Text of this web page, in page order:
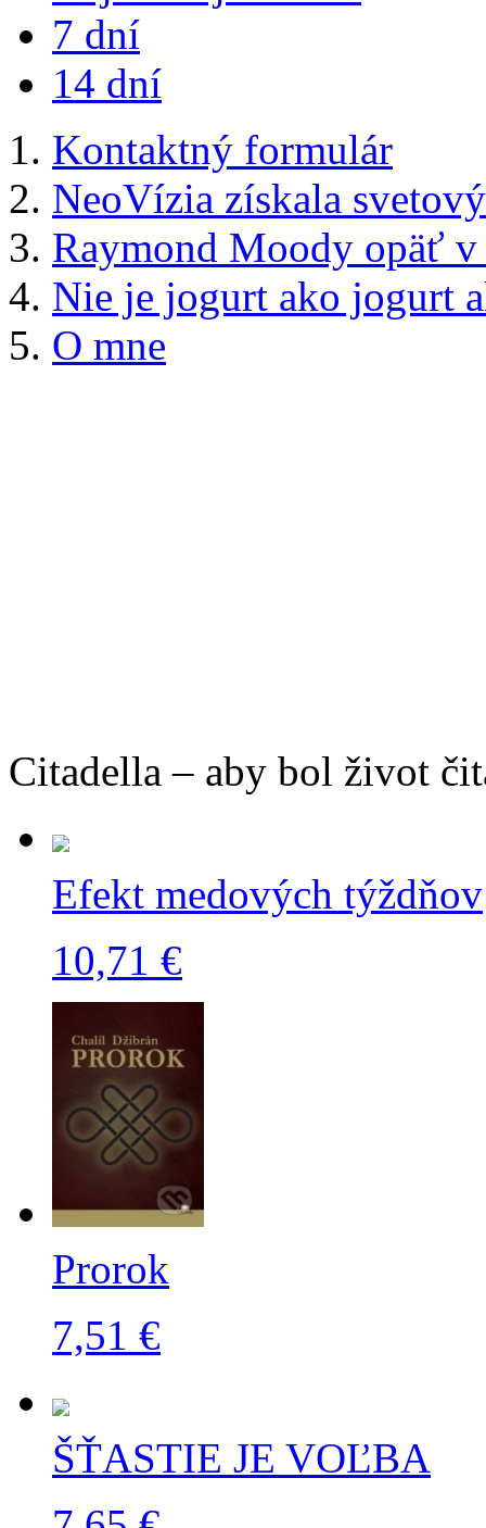
7 dní
14 dní
Kontaktný formulár
NeoVízia získala
Raymond Moody opäť
Nie je jogurt ako jogurt
O mne
Citadella – aby bol život
Efekt medových týždňov
10,71 €
Prorok
7,51 €
ŠŤASTIE JE VOĽBA